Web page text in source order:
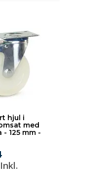
hjul i
med
125 mm -